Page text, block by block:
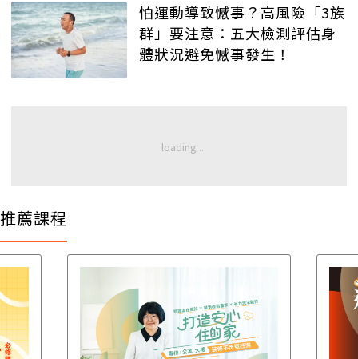
怕運動導致憾事？高風險「3族
群」要注意：五大檢測評估身
體狀況避免憾事發生！
推薦課程